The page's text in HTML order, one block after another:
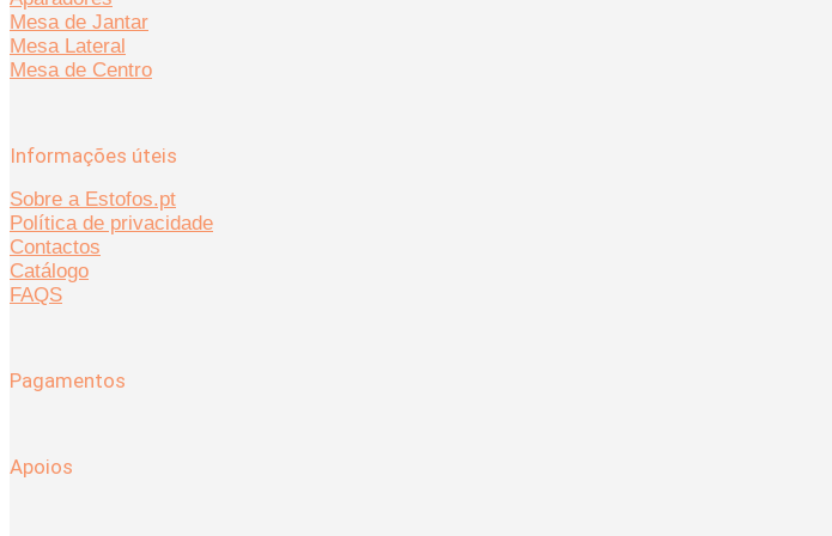
Mesa de Jantar
Mesa Lateral
Mesa de Centro
Informações úteis
Sobre a Estofos.pt
Política de privacidade
Contactos
Catálogo
FAQS
Pagamentos
Apoios